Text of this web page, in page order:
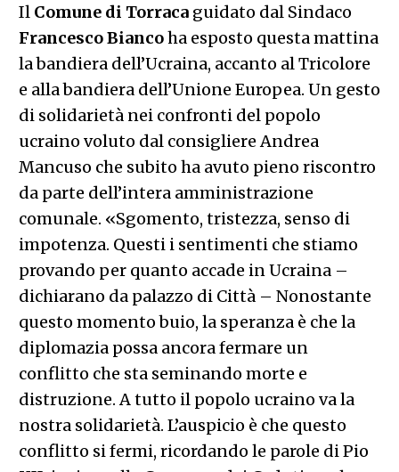
Il Comune di Torracaguidato dal Sindaco
Francesco Biancoha esposto questa mattina
la bandiera dell’Ucraina, accanto al Tricolore
e alla bandiera dell’Unione Europea. Un gesto
di solidarietà nei confronti del popolo
ucraino voluto dal consigliere Andrea
Mancuso che subito ha avuto pieno riscontro
da parte dell’intera amministrazione
comunale. «Sgomento, tristezza, senso di
impotenza. Questi i sentimenti che stiamo
provando per quanto accade in Ucraina –
dichiarano da palazzo di Città – Nonostante
questo momento buio, la speranza è che la
diplomazia possa ancora fermare un
conflitto che sta seminando morte e
distruzione. A tutto il popolo ucraino va la
nostra solidarietà. L’auspicio è che questo
conflitto si fermi, ricordando le parole di Pio